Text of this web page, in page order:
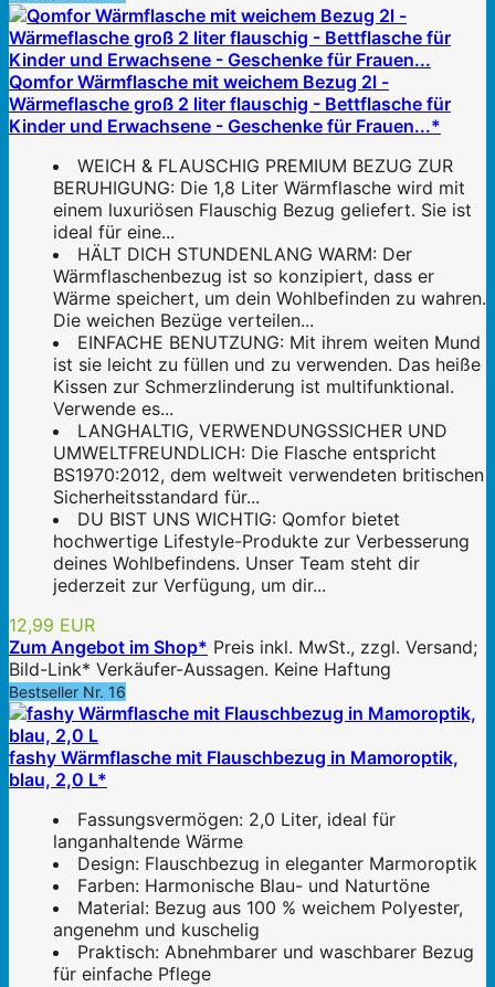
Qomfor Wärmflasche mit weichem Bezug 2l -
Wärmeflasche groß 2 liter flauschig - Bettflasche für
Kinder und Erwachsene - Geschenke für Frauen...*
WEICH & FLAUSCHIG PREMIUM BEZUG ZUR
BERUHIGUNG: Die 1,8 Liter Wärmflasche wird mit
einem luxuriösen Flauschig Bezug geliefert. Sie ist
ideal für eine...
HÄLT DICH STUNDENLANG WARM: Der
Wärmflaschenbezug ist so konzipiert, dass er
Wärme speichert, um dein Wohlbefinden zu wahren.
Die weichen Bezüge verteilen...
EINFACHE BENUTZUNG: Mit ihrem weiten Mund
ist sie leicht zu füllen und zu verwenden. Das heiße
Kissen zur Schmerzlinderung ist multifunktional.
Verwende es...
LANGHALTIG, VERWENDUNGSSICHER UND
UMWELTFREUNDLICH: Die Flasche entspricht
BS1970:2012, dem weltweit verwendeten britischen
Sicherheitsstandard für...
DU BIST UNS WICHTIG: Qomfor bietet
hochwertige Lifestyle-Produkte zur Verbesserung
deines Wohlbefindens. Unser Team steht dir
jederzeit zur Verfügung, um dir...
12,99 EUR
Zum Angebot im Shop* Preis inkl. MwSt., zzgl. Versand;
Bild-Link* Verkäufer-Aussagen. Keine Haftung
Bestseller Nr. 16
fashy Wärmflasche mit Flauschbezug in Mamoroptik,
blau, 2,0 L*
Fassungsvermögen: 2,0 Liter, ideal für
langanhaltende Wärme
Design: Flauschbezug in eleganter Marmoroptik
Farben: Harmonische Blau- und Naturtöne
Material: Bezug aus 100 % weichem Polyester,
angenehm und kuschelig
Praktisch: Abnehmbarer und waschbarer Bezug
für einfache Pflege